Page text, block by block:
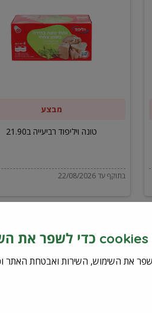
ויליפוד
רביעייה
מבצע
טונה ויליפוד רביעייה ב21.90
בתוקף עד 22/08/2026